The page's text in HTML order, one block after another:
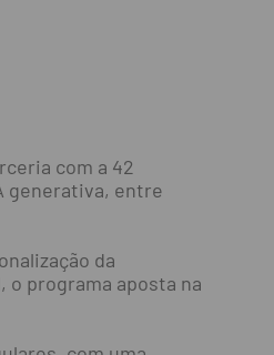
com a 42
generativa, entre
da
programa aposta na